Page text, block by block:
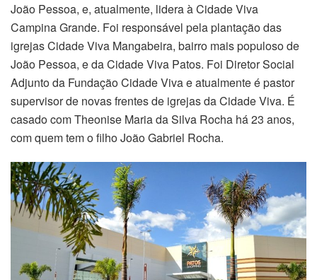
João Pessoa, e, atualmente, lidera à Cidade Viva
Campina Grande. Foi responsável pela plantação das
igrejas Cidade Viva Mangabeira, bairro mais populoso de
João Pessoa, e da Cidade Viva Patos. Foi Diretor Social
Adjunto da Fundação Cidade Viva e atualmente é pastor
supervisor de novas frentes de igrejas da Cidade Viva. É
casado com Theonise Maria da Silva Rocha há 23 anos,
com quem tem o filho João Gabriel Rocha.